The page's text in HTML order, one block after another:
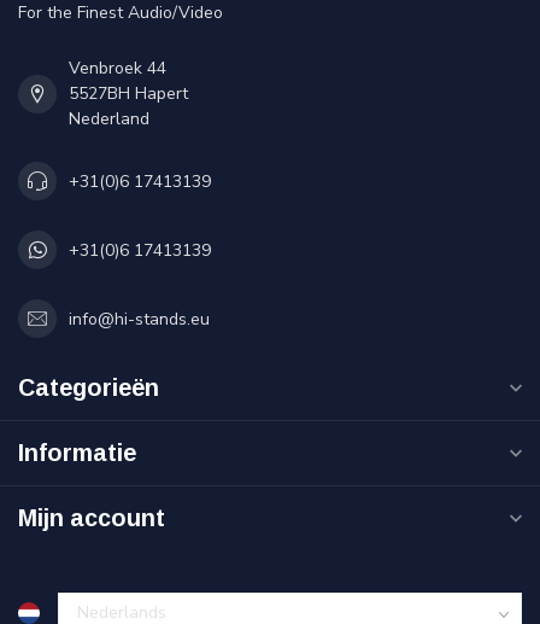
For the Finest Audio/Video
Venbroek 44
5527BH Hapert
Nederland
+31(0)6 17413139
+31(0)6 17413139
info@hi-stands.eu
Categorieën
Informatie
Mijn account